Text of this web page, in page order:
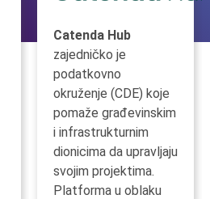
Catenda Hub
zajedničko je
podatkovno
okruženje (CDE) koje
pomaže građevinskim
i infrastrukturnim
dionicima da upravljaju
svojim projektima.
Platforma u oblaku